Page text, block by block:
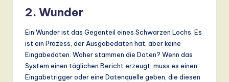
2. Wunder
Ein Wunder ist das Gegenteil eines Schwarzen Lochs. Es
ist ein Prozess, der Ausgabedaten hat, aber keine
Eingabedaten. Woher stammen die Daten? Wenn das
System einen täglichen Bericht erzeugt, muss es einen
Eingabetrigger oder eine Datenquelle geben, die diesen